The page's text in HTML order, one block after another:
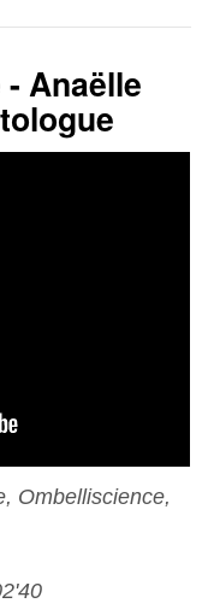
Anaëlle
Ombelliscience,